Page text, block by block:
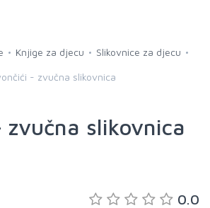
Knjige za djecu Slikovnice za djecu
- zvučna slikovnica
zvučna slikovnica
0.0